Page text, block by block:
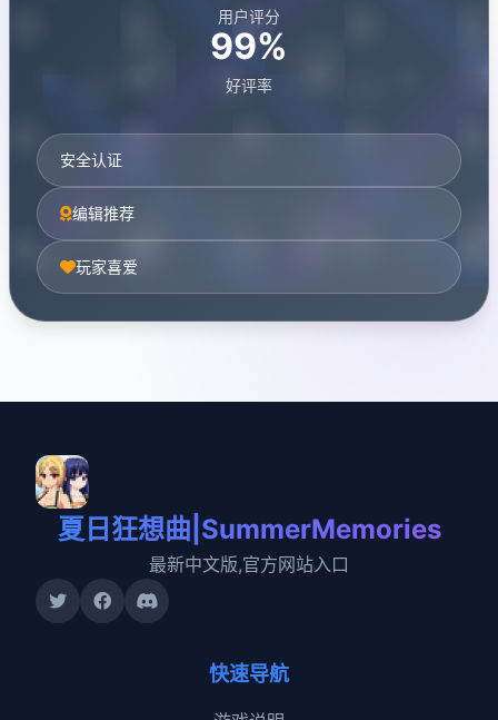
用户评分
99%
好评率
安全认证
编辑推荐
玩家喜爱
夏日狂想曲|SummerMemories
最新中文版,官方网站入口
快速导航